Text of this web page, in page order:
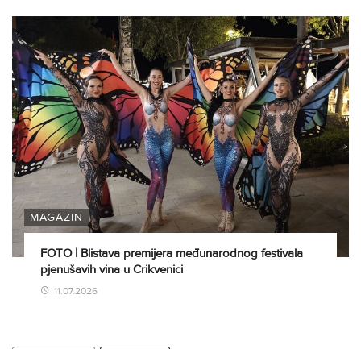
MAGAZIN
FOTO | Blistava premijera međunarodnog festivala
pjenušavih vina u Crikvenici
11.07.2026